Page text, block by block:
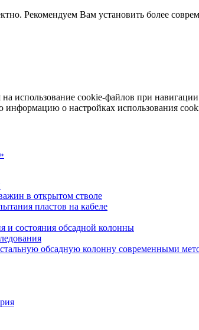
Рекомендуем Вам установить более
использование cookie-файлов при
о настройках использования
в открытом стволе
пластов на кабеле
и состояния обсадной колонны
обсадную колонну современными